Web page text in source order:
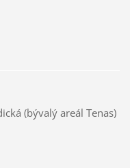
(bývalý areál Tenas)